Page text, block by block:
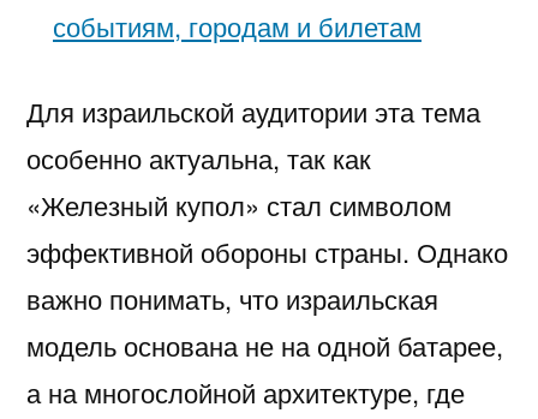
событиям, городам и билетам
Для израильской аудитории эта тема
особенно актуальна, так как
«Железный купол» стал символом
эффективной обороны страны. Однако
важно понимать, что израильская
модель основана не на одной батарее,
а на многослойной архитектуре, где